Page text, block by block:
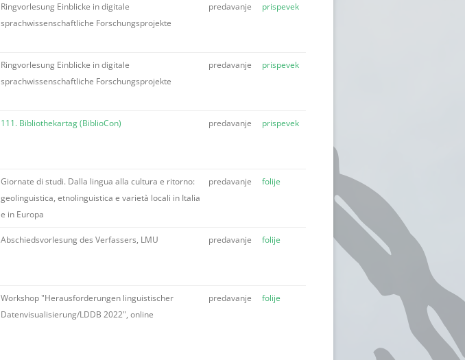
Ringvorlesung Einblicke in digitale
sprachwissenschaftliche Forschungsprojekte
predavanje prispevek
Ringvorlesung Einblicke in digitale
sprachwissenschaftliche Forschungsprojekte
predavanje prispevek
111. Bibliothekartag (BiblioCon) predavanje prispevek
Giornate di studi. Dalla lingua alla cultura e ritorno:
geolinguistica, etnolinguistica e varietà locali in Italia
e in Europa
predavanje folije
Abschiedsvorlesung des Verfassers, LMU predavanje folije
Workshop "Herausforderungen linguistischer
Datenvisualisierung/LDDB 2022", online
predavanje folije